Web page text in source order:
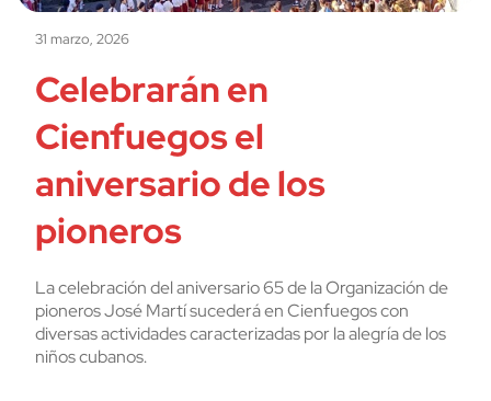
31 marzo, 2026
Celebrarán en
Cienfuegos el
aniversario de los
pioneros
La celebración del aniversario 65 de la Organización de
pioneros José Martí sucederá en Cienfuegos con
diversas actividades caracterizadas por la alegría de los
niños cubanos.